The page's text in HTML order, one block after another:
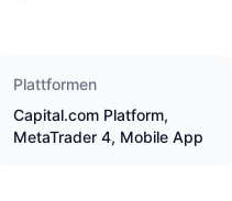
Plattformen
Capital.com Platform,
MetaTrader 4, Mobile App